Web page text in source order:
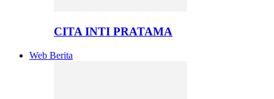
CITA INTI PRATAMA
Web Berita